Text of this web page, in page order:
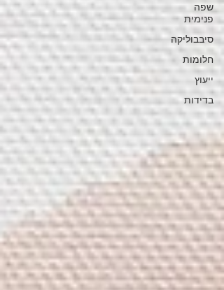
שפה
פנימית
סיבבוליקה
חלומות
ייעוץ
בדידות